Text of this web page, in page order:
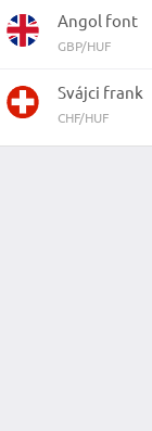
Angol font
GBP/HUF
Svájci frank
CHF/HUF